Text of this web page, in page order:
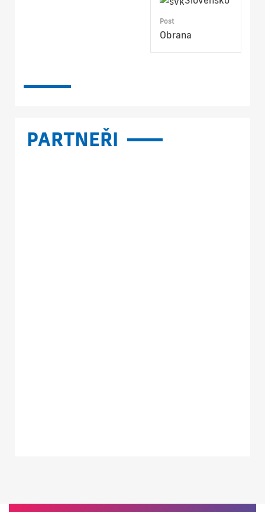
Post
Obrana
PARTNEŘI